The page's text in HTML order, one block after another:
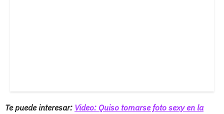
Te puede interesar: Video: Quiso tomarse foto sexy en la